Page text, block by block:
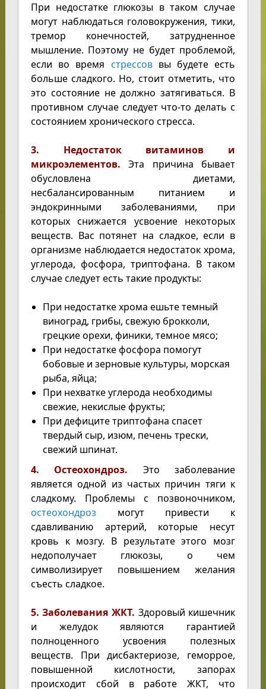
При недостатке глюкозы в таком случае
могут наблюдаться головокружения, тики,
тремор конечностей, затрудненное
мышление. Поэтому не будет проблемой,
если во время стрессоввы будете есть
больше сладкого. Но, стоит отметить, что
это состояние не должно затягиваться. В
противном случае следует что-то делать с
состоянием хронического стресса.
3. Недостаток витаминов и
микроэлементов. Эта причина бывает
обусловлена диетами,
несбалансированным питанием и
эндокринными заболеваниями, при
которых снижается усвоение некоторых
веществ. Вас потянет на сладкое, если в
организме наблюдается недостаток хрома,
углерода, фосфора, триптофана. В таком
случае следует есть такие продукты:
При недостатке хрома ешьте темный
виноград, грибы, свежую брокколи,
грецкие орехи, финики, темное мясо;
При недостатке фосфора помогут
бобовые и зерновые культуры, морская
рыба, яйца;
При нехватке углерода необходимы
свежие, некислые фрукты;
При дефиците триптофана спасет
твердый сыр, изюм, печень трески,
свежий шпинат.
4. Остеохондроз. Это заболевание
является одной из частых причин тяги к
сладкому. Проблемы с позвоночником,
остеохондроз могут привести к
сдавливанию артерий, которые несут
кровь к мозгу. В результате этого мозг
недополучает глюкозы, о чем
символизирует повышением желания
съесть сладкое.
5. Заболевания ЖКТ. Здоровый кишечник
и желудок являются гарантией
полноценного усвоения полезных
веществ. При дисбактериозе, геморрое,
повышенной кислотности, запорах
происходит сбой в работе ЖКТ, что